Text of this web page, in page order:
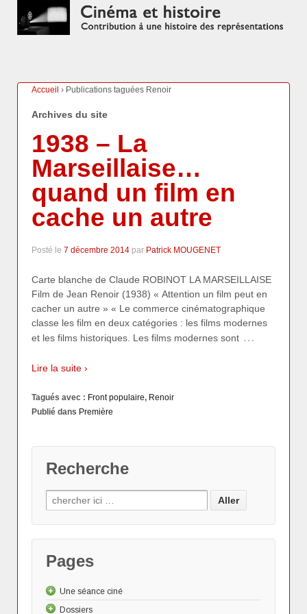
Accueil › Publications taguées Renoir
Archives du site
1938 – La
Marseillaise…
quand un film en
cache un autre
Posté le 7 décembre 2014 par Patrick MOUGENET
Carte blanche de Claude ROBINOT LA MARSEILLAISE
Film de Jean Renoir (1938) « Attention un film peut en
cacher un autre » « Le commerce cinématographique
classe les film en deux catégories : les films modernes
et les films historiques. Les films modernes sont …
Lire la suite ›
Tagués avec : Front populaire, Renoir
Publié dans Première
Recherche
Pages
Une séance ciné
Les "Actus"
Dossiers